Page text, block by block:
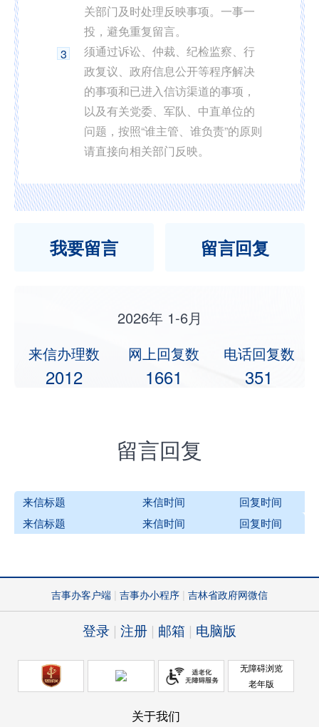
关部门及时处理反映事项。一事一
投，避免重复留言。
3
须通过诉讼、仲裁、纪检监察、行
政复议、政府信息公开等程序解决
的事项和已进入信访渠道的事项，
以及有关党委、军队、中直单位的
问题，按照“谁主管、谁负责”的原则
请直接向相关部门反映。
我要留言 留言回复
2026年 1-6月
来信办理数
2012
网上回复数
1661
电话回复数
351
留言回复
来信标题 来信时间
回复时间
来信标题
来信时间 回复时间